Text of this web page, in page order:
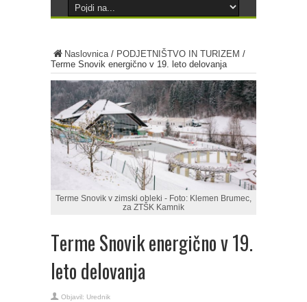
Naslovnica/ PODJETNIŠTVO IN TURIZEM /
Terme Snovik energično v 19. leto delovanja
Terme Snovik v zimski obleki - Foto: Klemen Brumec,
za ZTŠK Kamnik
Terme Snovik energično v 19.
leto delovanja
Objavil: Urednik